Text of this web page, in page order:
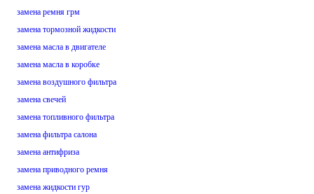
замена ремня грм
замена тормозной жидкости
замена масла в двигателе
замена масла в коробке
замена воздушного фильтра
замена свечей
замена топливного фильтра
замена фильтра салона
замена антифриза
замена приводного ремня
замена жидкости гур